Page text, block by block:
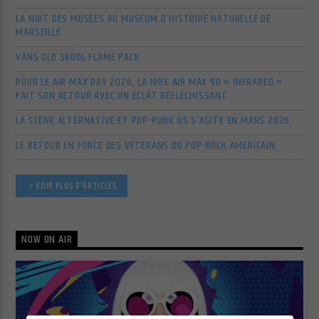
LA NUIT DES MUSÉES AU MUSÉUM D’HISTOIRE NATURELLE DE
MARSEILLE
VANS OLD SKOOL FLAME PACK
POUR LE AIR MAX DAY 2026, LA NIKE AIR MAX 90 « INFRARED »
FAIT SON RETOUR AVEC UN ÉCLAT RÉFLÉCHISSANT
LA SCÈNE ALTERNATIVE ET POP-PUNK US S’AGITE EN MARS 2026
LE RETOUR EN FORCE DES VÉTÉRANS DU POP-ROCK AMÉRICAIN
VOIR PLUS D'ARTICLES
NOW ON AIR